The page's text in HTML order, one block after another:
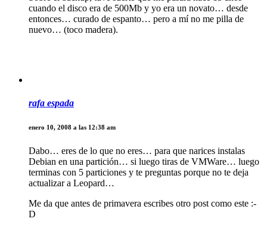
cuando el disco era de 500Mb y yo era un novato… desde
entonces… curado de espanto… pero a mí no me pilla de
nuevo… (toco madera).
rafa espada
enero 10, 2008 a las 12:38 am
Dabo… eres de lo que no eres… para que narices instalas
Debian en una partición… si luego tiras de VMWare… luego
terminas con 5 particiones y te preguntas porque no te deja
actualizar a Leopard…
Me da que antes de primavera escribes otro post como este :-
D